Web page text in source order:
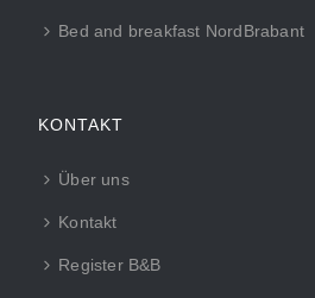
Bed and breakfast NordBrabant
KONTAKT
Über uns
Kontakt
Register B&B